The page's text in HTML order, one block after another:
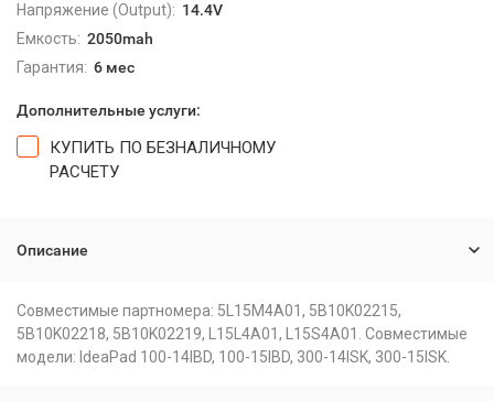
Напряжение (Output): 14.4V
Емкость: 2050mah
Гарантия: 6 мес
Дополнительные услуги:
КУПИТЬ ПО БЕЗНАЛИЧНОМУ
РАСЧЕТУ
Описание
Совместимые партномера: 5L15M4A01, 5B10K02215,
5B10K02218, 5B10K02219, L15L4A01, L15S4A01. Совместимые
модели: IdeaPad 100-14IBD, 100-15IBD, 300-14ISK, 300-15ISK.